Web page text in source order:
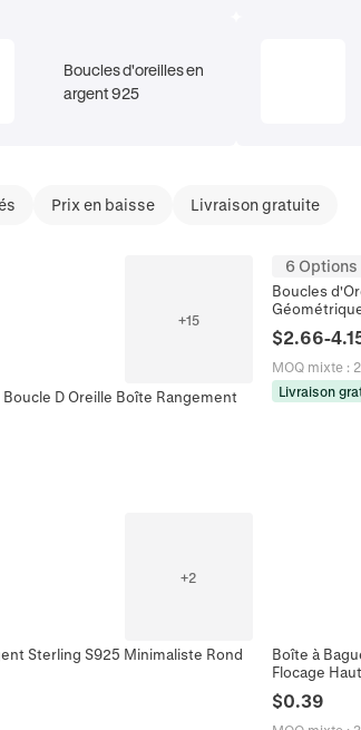
Boucles d'oreilles en
argent 925
Prix en baisse Livraison gratuite
+15
D Oreille Boîte Rangement
6 Options
Boucles
$2.66-
MOQ mixte : 2
Livraison
+2
Sterling S925 Minimaliste Rond
Boîte à
Flocage
$0.39